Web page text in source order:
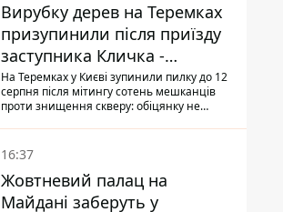
Вирубку дерев на Теремках
призупинили після приїзду
заступника Кличка -
почався діалог
На Теремках у Києві зупинили пилку до 12
серпня після мітингу сотень мешканців
проти знищення скверу: обіцянку не
прибув налагодити комунікацію
16:37
Жовтневий палац на
Майдані заберуть у